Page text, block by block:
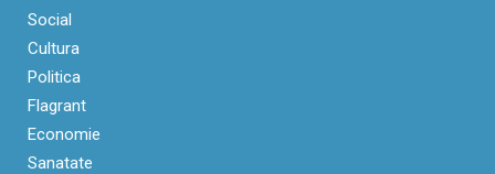
Social
Cultura
Politica
Flagrant
Economie
Sanatate